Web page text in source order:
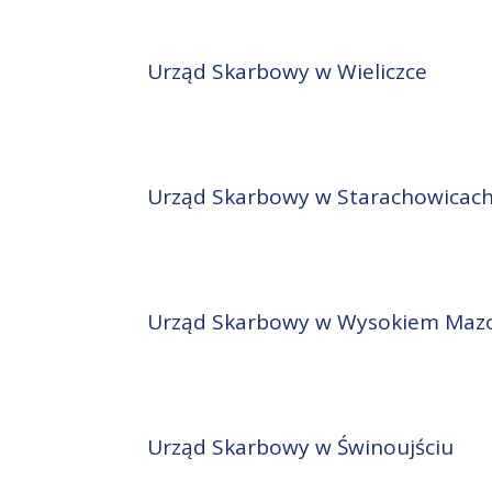
Urząd Skarbowy w Wieliczce
Urząd Skarbowy w Starachowicach
Urząd Skarbowy w Wysokiem
Urząd Skarbowy w Świnoujściu